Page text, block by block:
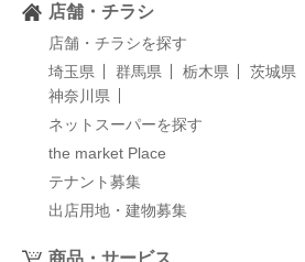
店舗・チラシ
店舗・チラシを探す
埼玉県
群馬県 栃木県 茨城県
神奈川県
ネットスーパーを探す
the market Place
テナント募集
出店用地・建物募集
商品・サービス